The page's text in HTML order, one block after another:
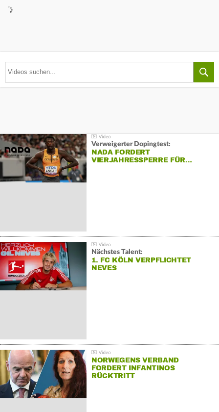
Verweigerter Dopingtest:
NADA FORDERT
VIERJAHRESSPERRE FÜR…
Nächstes Talent:
1. FC KÖLN VERPFLICHTET
NEVES
NORWEGENS VERBAND
FORDERT INFANTINOS
RÜCKTRITT